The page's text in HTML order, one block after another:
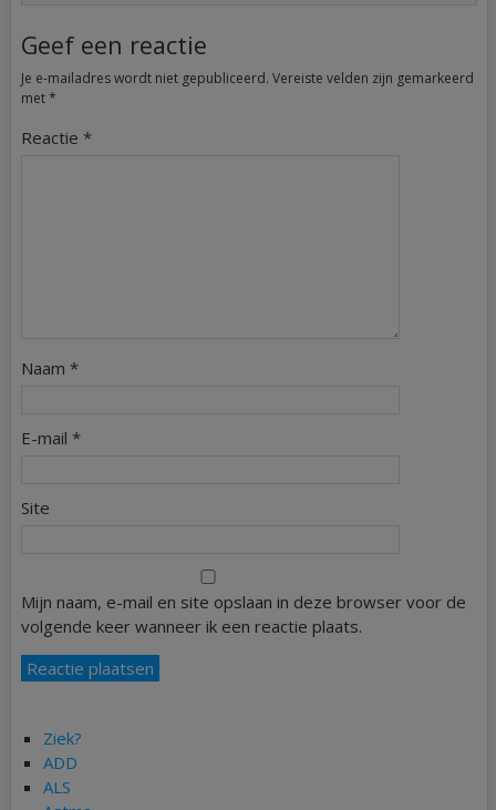
Geef een reactie
Je e-mailadres wordt niet gepubliceerd. Vereiste velden zijn gemarkeerd
met*
Reactie *
Naam *
E-mail *
Site
Mijn naam, e-mail en site opslaan in deze browser voor de
volgende keer wanneer ik een reactie plaats.
Ziek?
ADD
ALS